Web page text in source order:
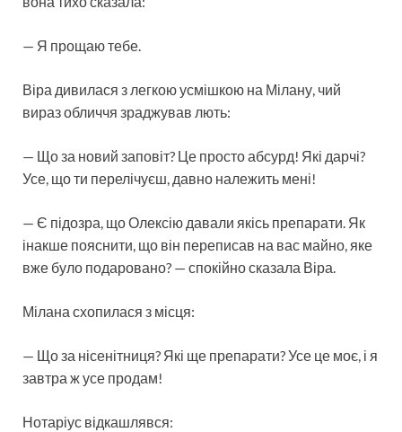
— Я прощаю тебе.
Віра дивилася з легкою усмішкою на Мілану, чий
вираз обличчя зраджував лють:
— Що за новий заповіт? Це просто абсурд! Які дарчі?
Усе, що ти перелічуєш, давно належить мені!
— Є підозра, що Олексію давали якісь препарати. Як
інакше пояснити, що він переписав на вас майно, яке
вже було подаровано? — спокійно сказала Віра.
Мілана схопилася з місця:
— Що за нісенітниця? Які ще препарати? Усе це моє, і я
завтра ж усе продам!
Нотаріус відкашлявся: